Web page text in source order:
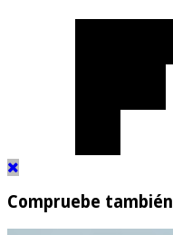
Compruebe también